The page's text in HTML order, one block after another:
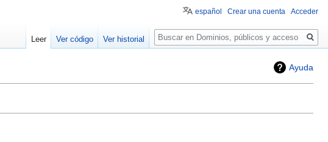
Ayuda
español Crear una cuenta Acceder
Leer Ver código Ver historial
Buscar